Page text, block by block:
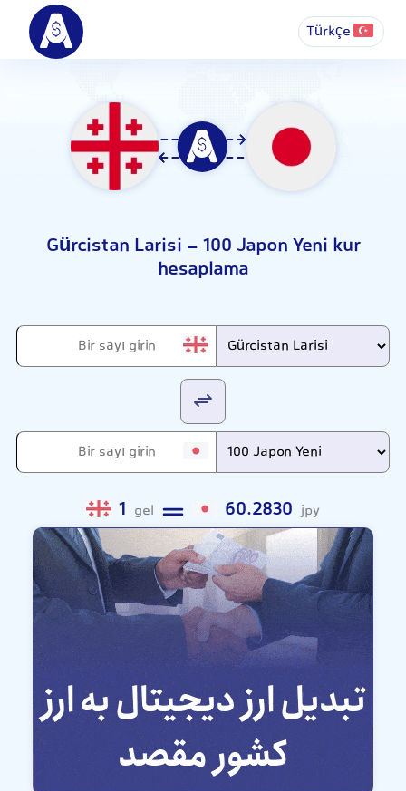
Türkçe
Gürcistan Larisi - 100 Japon Yeni kur
hesaplama
1 gel 60.2830 jpy